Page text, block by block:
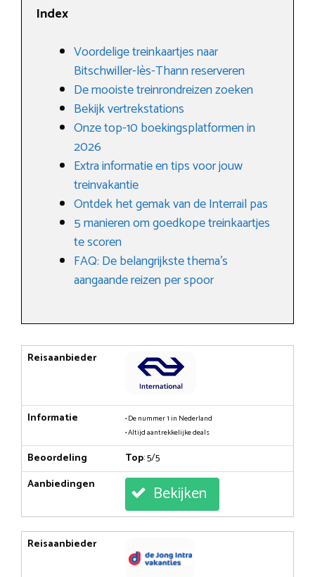
Index
Voordelige treinkaartjes naar
Bitschwiller-lès-Thann reserveren
De mooiste treinrondreizen zoeken
Bekijk vertrekstations
Onze top-10 boekingsplatformen in
2026
Extra informatie en tips voor jouw
treinvakantie
Ontdek het gemak van de Interrail pas
5 manieren om goedkope treinkaartjes
te scoren
FAQ: De belangrijkste thema’s
aangaande reizen per spoor
Reisaanbieder
Informatie
• De nummer 1 in Nederland
• Altijd aantrekkelijke deals
Beoordeling Top: 5/5
Aanbiedingen
Bekijken
Reisaanbieder